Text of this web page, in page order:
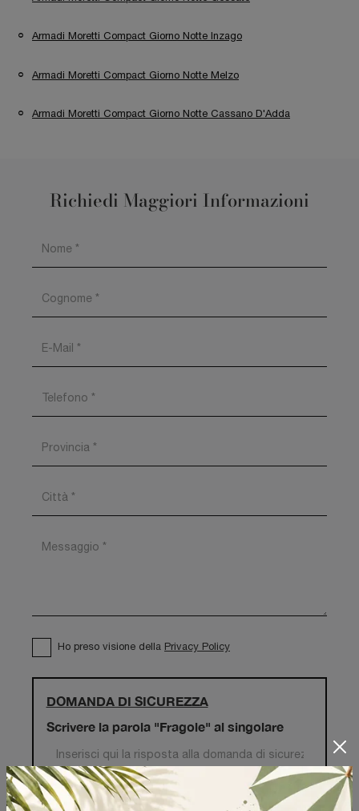
Armadi Moretti Compact Giorno Notte Inzago
Armadi Moretti Compact Giorno Notte Melzo
Armadi Moretti Compact Giorno Notte Cassano D'Adda
Richiedi Maggiori Informazioni
Ho preso visione della Privacy Policy
DOMANDA DI SICUREZZA
Scrivere la parola "Fragole" al singolare